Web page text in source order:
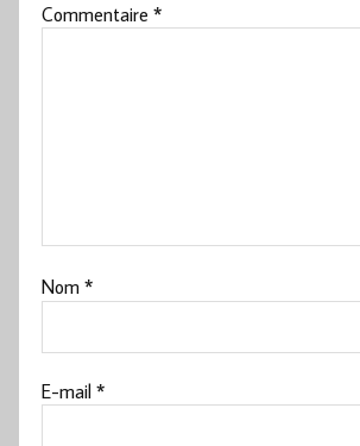
Commentaire*
Nom*
E-mail*